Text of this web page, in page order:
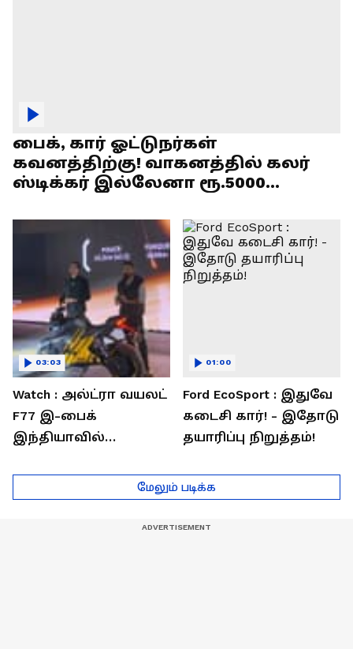
பைக், கார் ஓட்டுநர்கள்
கவனத்திற்கு! வாகனத்தில் கலர்
ஸ்டிக்கர் இல்லேனா ரூ.5000
Watch : அல்ட்ரா வயலட்
F77 இ-பைக்
இந்தியாவில்
சார்ஜில் 307கி.மீ
பயணம்!
03:03
Ford EcoSport : இதுவே
கடைசி கார்! - இதோடு
தயாரிப்பு நிறுத்தம்!
01:00
மேலும் படிக்க